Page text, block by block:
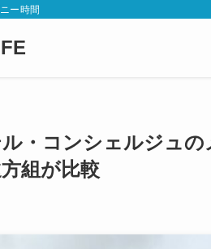
ー時間
・コンシェルジュ
組が比較